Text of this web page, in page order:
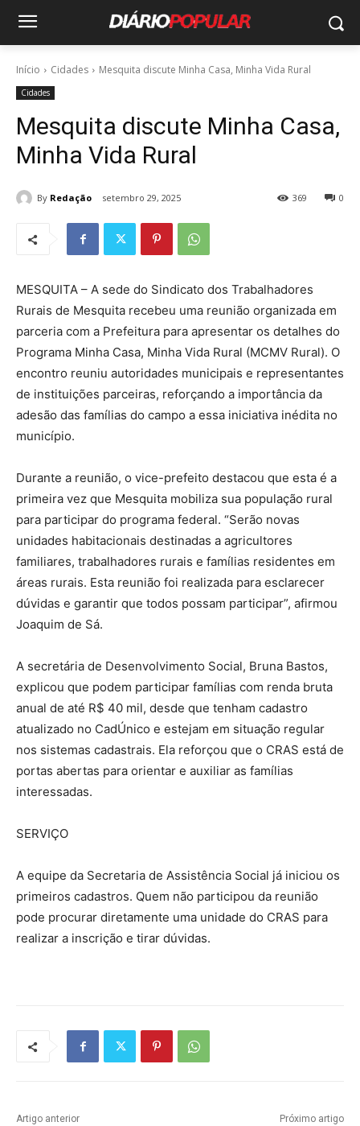
Início Cidades Mesquita discute Minha Casa, Minha Vida Rural
Cidades
Mesquita discute Minha Casa,
Minha Vida Rural
By Redação setembro 29, 2025 0
369
MESQUITA – A sede do Sindicato dos Trabalhadores
Rurais de Mesquita recebeu uma reunião organizada em
parceria com a Prefeitura para apresentar os detalhes do
Programa Minha Casa, Minha Vida Rural (MCMV Rural). O
encontro reuniu autoridades municipais e representantes
de instituições parceiras, reforçando a importância da
adesão das famílias do campo a essa iniciativa inédita no
município.
Durante a reunião, o vice-prefeito destacou que esta é a
primeira vez que Mesquita mobiliza sua população rural
para participar do programa federal. “Serão novas
unidades habitacionais destinadas a agricultores
familiares, trabalhadores rurais e famílias residentes em
áreas rurais. Esta reunião foi realizada para esclarecer
dúvidas e garantir que todos possam participar”, afirmou
Joaquim de Sá.
A secretária de Desenvolvimento Social, Bruna Bastos,
explicou que podem participar famílias com renda bruta
anual de até R$ 40 mil, desde que tenham cadastro
atualizado no CadÚnico e estejam em situação regular
nos sistemas cadastrais. Ela reforçou que o CRAS está de
portas abertas para orientar e auxiliar as famílias
interessadas.
SERVIÇO
A equipe da Secretaria de Assistência Social já iniciou os
primeiros cadastros. Quem não participou da reunião
pode procurar diretamente uma unidade do CRAS para
realizar a inscrição e tirar dúvidas.
Artigo anterior Próximo artigo